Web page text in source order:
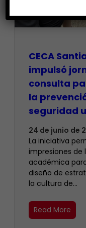
CECA
impulsó
consulta
la
seguridad
24 de junio de
La iniciativa
impresiones de
académica
diseño de
la cultura de…
Read More